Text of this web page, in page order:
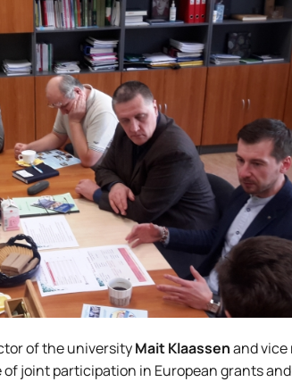
of the universityMait Klaassenand
joint participation in European grants